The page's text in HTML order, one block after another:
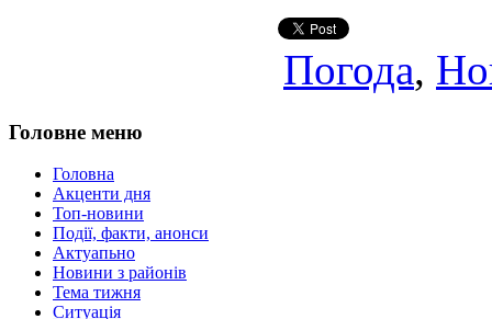
Погода,
Головне меню
Головна
Акценти дня
Топ-новини
Події, факти, анонси
Актуапьно
Новини з районів
Тема тижня
Ситуація